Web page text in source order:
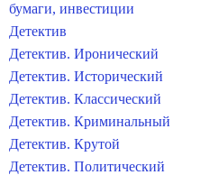
бумаги, инвестиции
Детектив
Детектив. Иронический
Детектив. Исторический
Детектив. Классический
Детектив. Криминальный
Детектив. Крутой
Детектив. Политический